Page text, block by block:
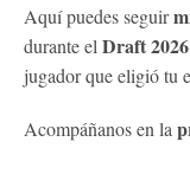
Aquí puedes seguir
durante el Draft 2026
jugador que eligió tu
Acompáñanos en la